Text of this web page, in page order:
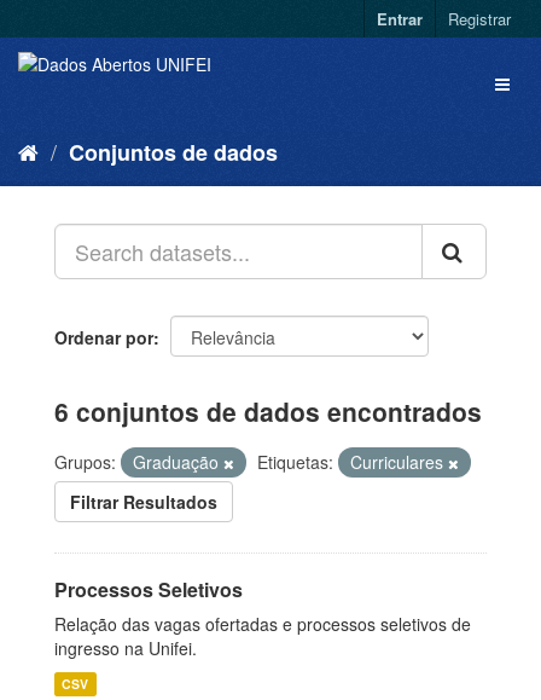
Entrar Registrar
Conjuntos de dados
Ordenar por
6 conjuntos de dados encontrados
Grupos: Graduação Etiquetas:
Curriculares
Filtrar Resultados
Processos Seletivos
Relação das vagas ofertadas e processos seletivos de
ingresso na Unifei.
CSV